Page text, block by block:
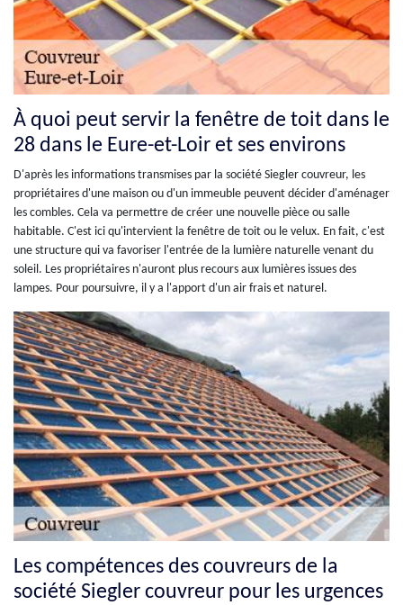
À quoi peut servir la fenêtre de toit dans le
28 dans le Eure-et-Loir et ses environs
D'après les informations transmises par la société Siegler couvreur, les
propriétaires d'une maison ou d'un immeuble peuvent décider d'aménager
les combles. Cela va permettre de créer une nouvelle pièce ou salle
habitable. C'est ici qu'intervient la fenêtre de toit ou le velux. En fait, c'est
une structure qui va favoriser l'entrée de la lumière naturelle venant du
soleil. Les propriétaires n'auront plus recours aux lumières issues des
lampes. Pour poursuivre, il y a l'apport d'un air frais et naturel.
Les compétences des couvreurs de la
société Siegler couvreur pour les urgences